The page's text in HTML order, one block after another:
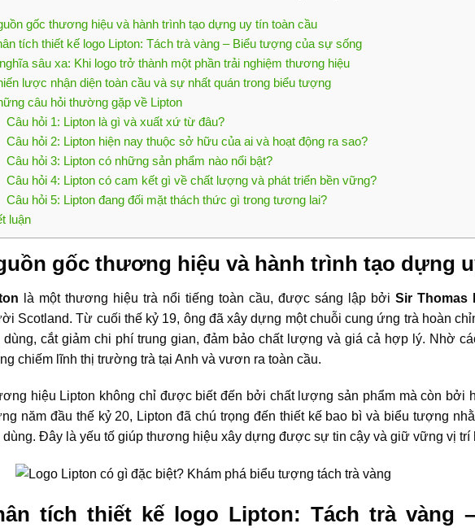
gốc thương hiệu và hành trình tạo dựng uy tín toàn cầu
tích thiết kế logo Lipton: Tách trà vàng – Biểu tượng của sự sống
sâu xa: Khi logo trở thành một phần trải nghiệm thương hiệu
lược nhận diện toàn cầu và sự nhất quán trong biểu tượng
câu hỏi thường gặp về Lipton
Câu hỏi 1: Lipton là gì và xuất xứ từ đâu?
Câu hỏi 2: Lipton hiện nay thuộc sở hữu của ai và hoạt động ra sao?
Câu hỏi 3: Lipton có những sản phẩm nào nổi bật?
Câu hỏi 4: Lipton có cam kết gì về chất lượng và phát triển bền vững?
Câu hỏi 5: Lipton đang đối mặt thách thức gì trong tương lai?
luận
gốc thương hiệu và hành trình tạo dựng
là một thương hiệu trà nổi tiếng toàn cầu, được sáng lập bởi Sir Thomas
Scotland. Từ cuối thế kỷ 19, ông đã xây dựng một chuỗi cung ứng trà hoàn
dùng, cắt giảm chi phí trung gian, đảm bảo chất lượng và giá cả hợp lý. Nhờ
chiếm lĩnh thị trường trà tại Anh và vươn ra toàn cầu.
hiệu Lipton không chỉ được biết đến bởi chất lượng sản phẩm mà còn bởi
năm đầu thế kỷ 20, Lipton đã chú trọng đến thiết kế bao bì và biểu tượng
dùng. Đây là yếu tố giúp thương hiệu xây dựng được sự tin cậy và giữ vững vị trí
tích thiết kế logo Lipton: Tách trà vàng